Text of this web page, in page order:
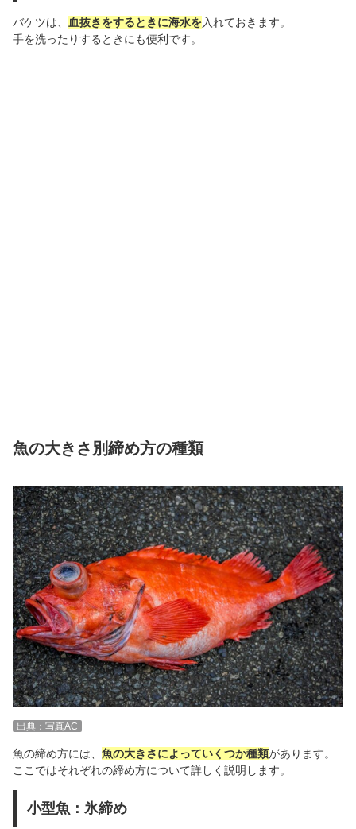
バケツは、 血抜きをするときに海水を入れておきます。
手を洗ったりするときにも便利です。
魚の大きさ別締め方の種類
出典：写真AC
魚の締め方には、 魚の大きさによっていくつか種類があります。
ここではそれぞれの締め方について詳しく説明します。
小型魚：氷締め